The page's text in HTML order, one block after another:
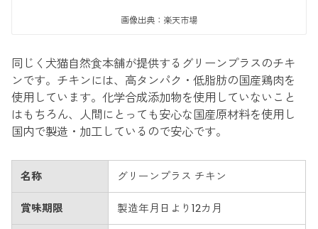
画像出典：楽天市場
同じく犬猫自然食本舗が提供するグリーンプラスのチキ
ンです。チキンには、高タンパク・低脂肪の国産鶏肉を
使用しています。化学合成添加物を使用していないこと
はもちろん、人間にとっても安心な国産原材料を使用し
国内で製造・加工しているので安心です。
名称 グリーンプラス チキン
賞味期限 製造年月日より12カ月